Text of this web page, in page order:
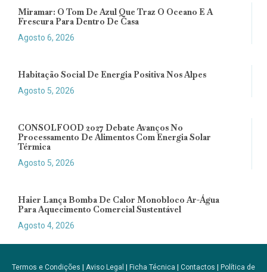
Miramar: O Tom De Azul Que Traz O Oceano E A
Frescura Para Dentro De Casa
Agosto 6, 2026
Habitação Social De Energia Positiva Nos Alpes
Agosto 5, 2026
CONSOLFOOD 2027 Debate Avanços No
Processamento De Alimentos Com Energia Solar
Térmica
Agosto 5, 2026
Haier Lança Bomba De Calor Monobloco Ar-Água
Para Aquecimento Comercial Sustentável
Agosto 4, 2026
Termos e Condições | Aviso Legal | Ficha Técnica | Contactos | Política de